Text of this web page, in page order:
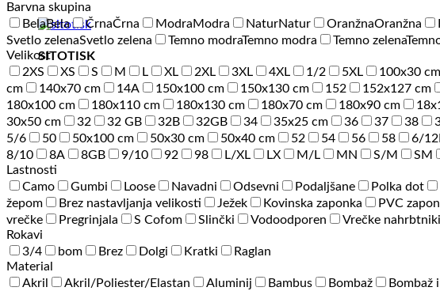
SITOTISK
Barvna skupina
BelaBela ČrnaČrna ModraModra NaturNatur OranžnaOranžna
Svetlo zelenaSvetlo zelena Temno modraTemno modra Temno zelena
Velikost
2XS
XS S M L XL 2XL 3XL 4XL 1/2 5XL 100x30 cm
cm
140x70 cm 14A 150x100 cm 150x130 cm 152 152x127 cm
180x100 cm
180x110 cm 180x130 cm 180x70 cm 180x90 cm
30x50 cm
32 32 GB 32B 32GB 34 35x25 cm 36 37 38
5/6
50 50x100 cm 50x30 cm 50x40 cm 52 54 56 58 6/
8/10
8A 8GB 9/10 92 98 L/XL LX M/L MN S/M SM
Lastnosti
Camo
Gumbi Loose Navadni Odsevni Podaljšane Polka dot
žepom
Brez nastavljanja velikosti Ježek Kovinska zaponka PVC
vrečke
Pregrinjala S Cofom Slinčki Vodoodporen Vrečke nahrbtniki
Rokavi
3/4
bom Brez Dolgi Kratki
Raglan
Material
Akril
Akril/Poliester/Elastan Aluminij Bambus Bombaž Bombaž